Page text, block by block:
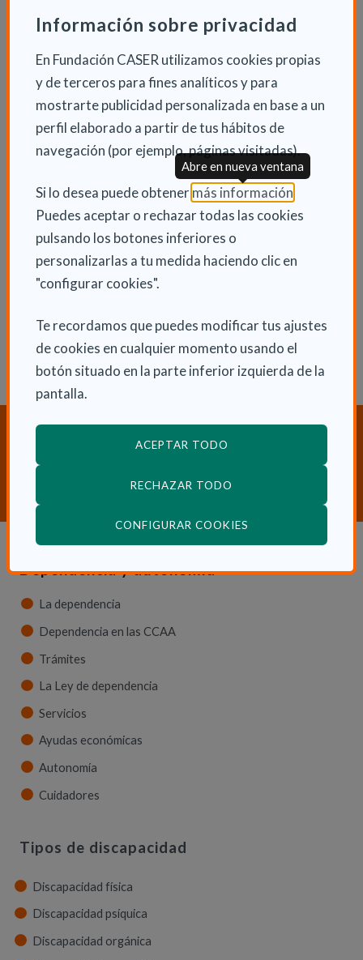
Información sobre privacidad
En Fundación CASER utilizamos cookies propias
y de terceros para fines analíticos y para
mostrarte publicidad personalizada en base a un
perfil elaborado a partir de tus hábitos de
navegación (por ejemplo, páginas visitadas).
Si lo desea puede obtener más información
Puedes aceptar o rechazar todas las cookies
pulsando los botones inferiores o
personalizarlas a tu medida haciendo clic en
"configurar cookies".
Te recordamos que puedes modificar tus ajustes
de cookies en cualquier momento usando el
botón situado en la parte inferior izquierda de la
pantalla.
ACEPTAR TODO
RECHAZAR TODO
CONFIGURAR COOKIES (ABRE EN
Abre en nueva ventana
necesidades de atención sean asimilables a las de un
mayor con dependencia. Y se prevé la posibilidad de
concertar plazas con carácter temporal.
Finalmente, se han reorganizado y simplificado los
tipos de módulos, que se reducen a dos: dependientes
INFORMACIÓN ADICIONAL
Jue 13 Marzo 2014
Actualidad
¿Necesitas orientación sobre
Dependencia y Discapacidad?
CONTACTA CON NOSOTROS
Dependencia y autonomía
La dependencia
Dependencia en las CCAA
Trámites
La Ley de dependencia
Servicios
Ayudas económicas
Autonomía
Cuidadores
Tipos de discapacidad
Discapacidad física
Discapacidad psíquica
Discapacidad orgánica